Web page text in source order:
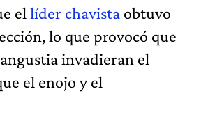
el líder chavista obtuvo
lo que provocó que
invadieran el
el enojo y el